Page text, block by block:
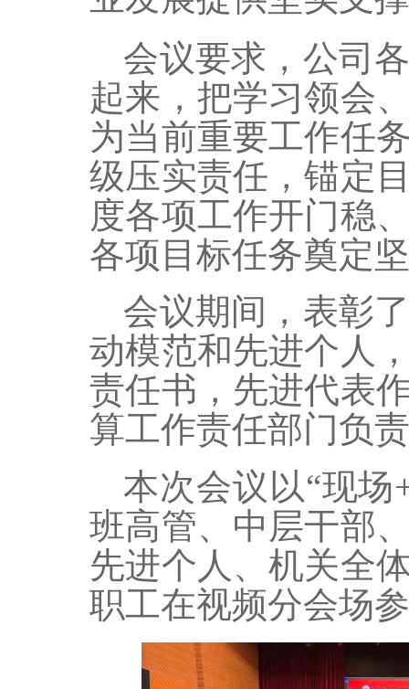
会议要求，公司
起来，把学习领会
为当前重要工作任
级压实责任，锚定
度各项工作开门稳
各项目标任务奠定
会议期间，表彰
动模范和先进个人
责任书，先进代表
算工作责任部门负
本次会议以“现场
班高管、中层干部
先进个人、机关全
职工在视频分会场